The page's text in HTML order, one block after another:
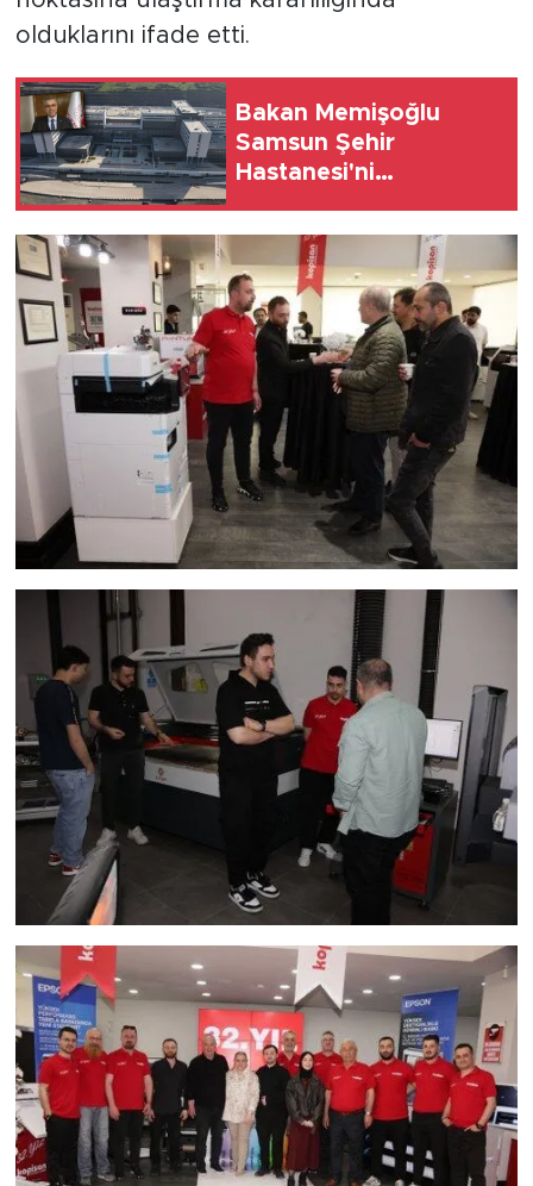
olduklarını ifade etti.
Bakan Memişoğlu
Samsun Şehir
Hastanesi'ni